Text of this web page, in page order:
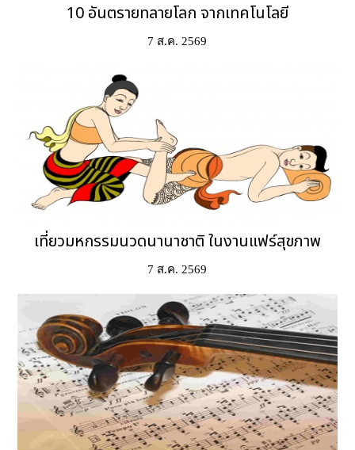
10 อันตรายทลายโลก จากเทคโนโลยี
7 ส.ค. 2569
เที่ยวมหกรรมนวดนานาชาติ ในงานแฟร์สุขภาพ
7 ส.ค. 2569